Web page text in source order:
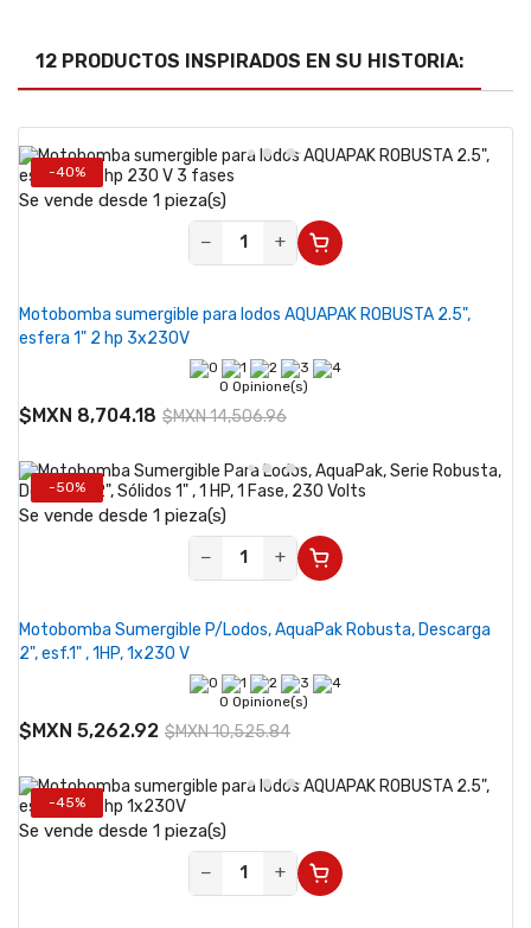
12 PRODUCTOS INSPIRADOS EN SU HISTORIA:
-40%
Se vende desde 1 pieza(s)
−
+
Motobomba sumergible para lodos AQUAPAK ROBUSTA 2.5",
esfera 1" 2 hp 3x230V
0 Opinione(s)
$MXN 8,704.18 $MXN 14,506.96
-50%
Se vende desde 1 pieza(s)
−
+
Motobomba Sumergible P/Lodos, AquaPak Robusta, Descarga
2", esf.1" , 1HP, 1x230 V
0 Opinione(s)
$MXN 5,262.92 $MXN 10,525.84
-45%
Se vende desde 1 pieza(s)
−
+